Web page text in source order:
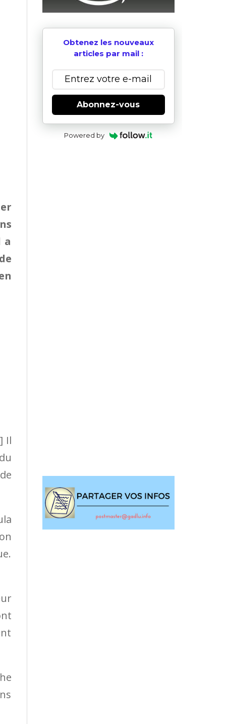
a
Il
Obtenez les nouveaux
articles par mail :
Abonnez-vous
Powered by